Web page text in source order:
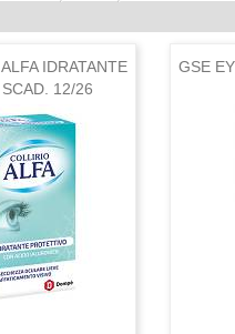
IDRATANTE
12/26
GSE